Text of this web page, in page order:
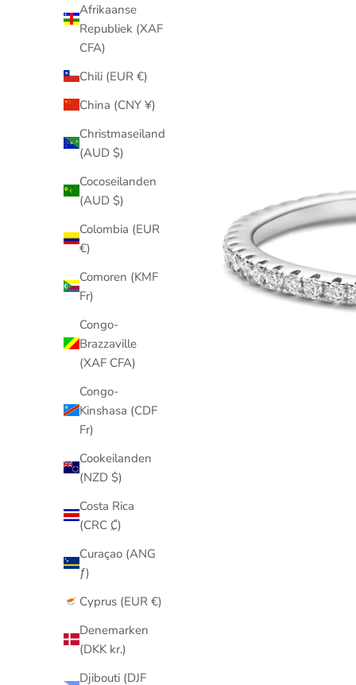
Afrikaanse
Republiek (XAF
CFA)
Chili (EUR €)
China (CNY ¥)
Christmaseiland
(AUD $)
Cocoseilanden
(AUD $)
Colombia (EUR
€)
Comoren (KMF
Fr)
Congo-
Brazzaville
(XAF CFA)
Congo-
Kinshasa (CDF
Fr)
Cookeilanden
(NZD $)
Costa Rica
(CRC ₡)
Curaçao (ANG
ƒ)
Cyprus (EUR €)
Denemarken
(DKK kr.)
Djibouti (DJF